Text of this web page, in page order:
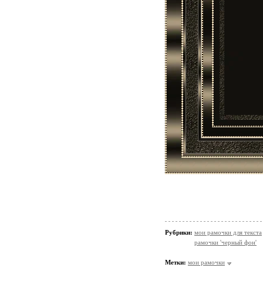
Рубрики: мои рамочки для текста
рамочки 'черный фон'
Метки: мои рамочки